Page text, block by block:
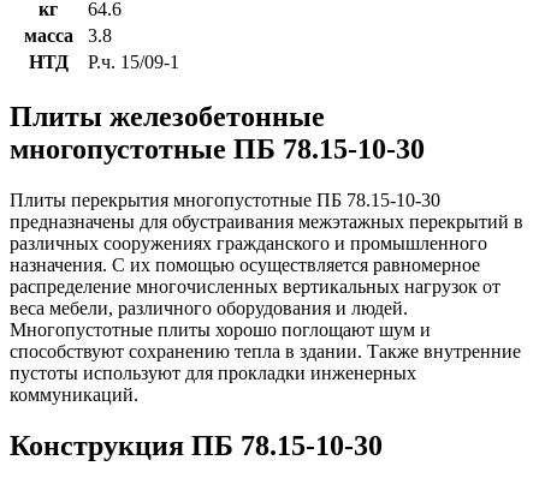
кг
64.6
масса
3.8
НТД
Р.ч. 15/09-1
Плиты железобетонные
многопустотные ПБ 78.15-10-30
Плиты перекрытия многопустотные ПБ 78.15-10-30
предназначены для обустраивания межэтажных перекрытий в
различных сооружениях гражданского и промышленного
назначения. С их помощью осуществляется равномерное
распределение многочисленных вертикальных нагрузок от
веса мебели, различного оборудования и людей.
Многопустотные плиты хорошо поглощают шум и
способствуют сохранению тепла в здании. Также внутренние
пустоты используют для прокладки инженерных
коммуникаций.
Конструкция ПБ 78.15-10-30